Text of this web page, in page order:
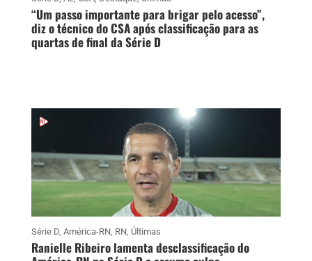
“Um passo importante para brigar pelo acesso”,
diz o técnico do CSA após classificação para as
quartas de final da Série D
Série D, América-RN, RN, Últimas
Ranielle Ribeiro lamenta desclassificação do